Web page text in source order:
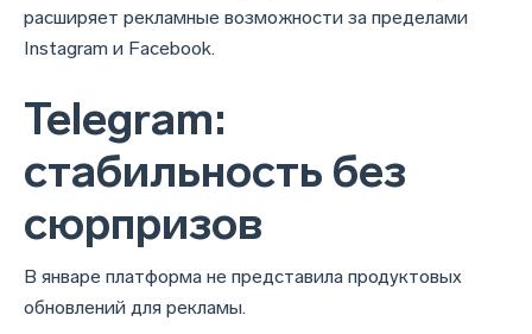
расширяет рекламные возможности за пределами
Instagram и Facebook.
Telegram:
cтабильность без
сюрпризов
В январе платформа не представила продуктовых
обновлений для рекламы.